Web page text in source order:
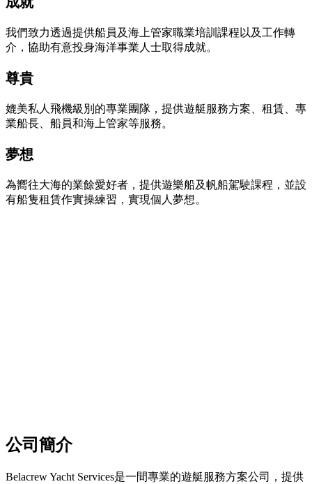
我們致力透過提供船員及海上管家職業培訓課程以及工作轉
介，協助有意投身海洋事業人士取得成就。
尊貴
媲美私人飛機級別的專業團隊，提供遊艇服務方案、租賃、專
業船長、船員和海上管家等服務。
夢想
為嚮往大海的業餘愛好者，提供遊樂船及帆船駕駛課程，並設
有船隻租賃作實操練習，實現個人夢想。
公司簡介
Belacrew Yacht Services是一間專業的遊艇服務方案公司，提供